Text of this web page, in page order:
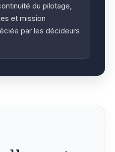
du pilotage,
et mission
par les décideurs